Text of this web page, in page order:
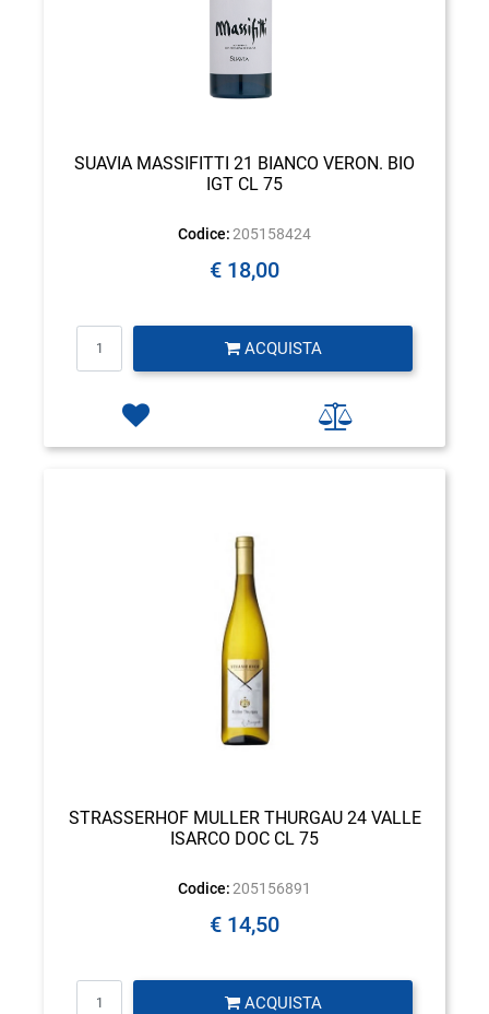
SUAVIA MASSIFITTI 21 BIANCO VERON. BIO
IGT CL 75
Codice: 205158424
€ 18,00
ACQUISTA
STRASSERHOF MULLER THURGAU 24 VALLE
ISARCO DOC CL 75
Codice: 205156891
€ 14,50
ACQUISTA